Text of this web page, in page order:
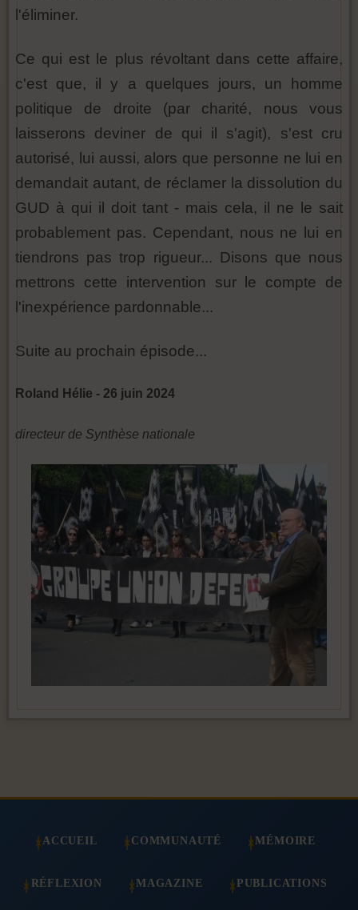
l'éliminer.
Ce qui est le plus révoltant dans cette affaire,
c'est que, il y a quelques jours, un homme
politique de droite (par charité, nous vous
laisserons deviner de qui il s'agit), s'est cru
autorisé, lui aussi, alors que personne ne lui en
demandait autant, de réclamer la dissolution du
GUD à qui il doit tant - mais cela, il ne le sait
probablement pas. Cependant, nous ne lui en
tiendrons pas trop rigueur... Disons que nous
mettrons cette intervention sur le compte de
l'inexpérience pardonnable...
Suite au prochain épisode...
Roland Hélie - 26 juin 2024
directeur de Synthèse nationale
ACCUEIL COMMUNAUTÉ MÉMOIRE
RÉFLEXION MAGAZINE PUBLICATIONS